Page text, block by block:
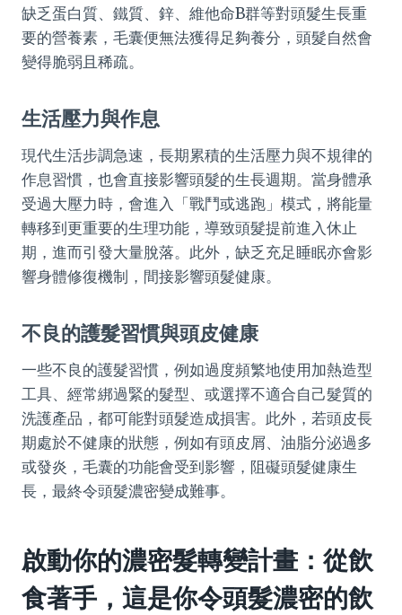
缺乏蛋白質、鐵質、鋅、維他命B群等對頭髮生長重
要的營養素，毛囊便無法獲得足夠養分，頭髮自然會
變得脆弱且稀疏。
生活壓力與作息
現代生活步調急速，長期累積的生活壓力與不規律的
作息習慣，也會直接影響頭髮的生長週期。當身體承
受過大壓力時，會進入「戰鬥或逃跑」模式，將能量
轉移到更重要的生理功能，導致頭髮提前進入休止
期，進而引發大量脫落。此外，缺乏充足睡眠亦會影
響身體修復機制，間接影響頭髮健康。
不良的護髮習慣與頭皮健康
一些不良的護髮習慣，例如過度頻繁地使用加熱造型
工具、經常綁過緊的髮型、或選擇不適合自己髮質的
洗護產品，都可能對頭髮造成損害。此外，若頭皮長
期處於不健康的狀態，例如有頭皮屑、油脂分泌過多
或發炎，毛囊的功能會受到影響，阻礙頭髮健康生
長，最終令頭髮濃密變成難事。
啟動你的濃密髮轉變計畫：從飲
食著手，這是你令頭髮濃密的飲